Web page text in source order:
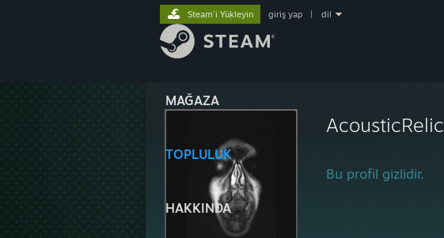
MAĞAZA
TOPLULUK
HAKKINDA
Steam'i Yükleyin giriş yap dil
AcousticRelic
Bu profil gizlidir.